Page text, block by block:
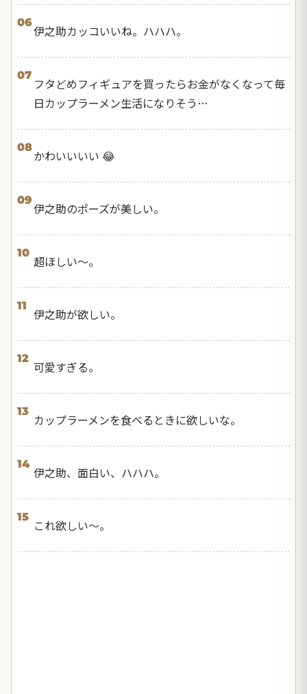
06
伊之助カッコいいね。ハハハ。
07
フタどめフィギュアを買ったらお金がなくなって毎
日カップラーメン生活になりそう…
08
かわいいいい 😂
09
伊之助のポーズが美しい。
10
超ほしい〜。
11
伊之助が欲しい。
12
可愛すぎる。
13
カップラーメンを食べるときに欲しいな。
14
伊之助、面白い、ハハハ。
15
これ欲しい〜。